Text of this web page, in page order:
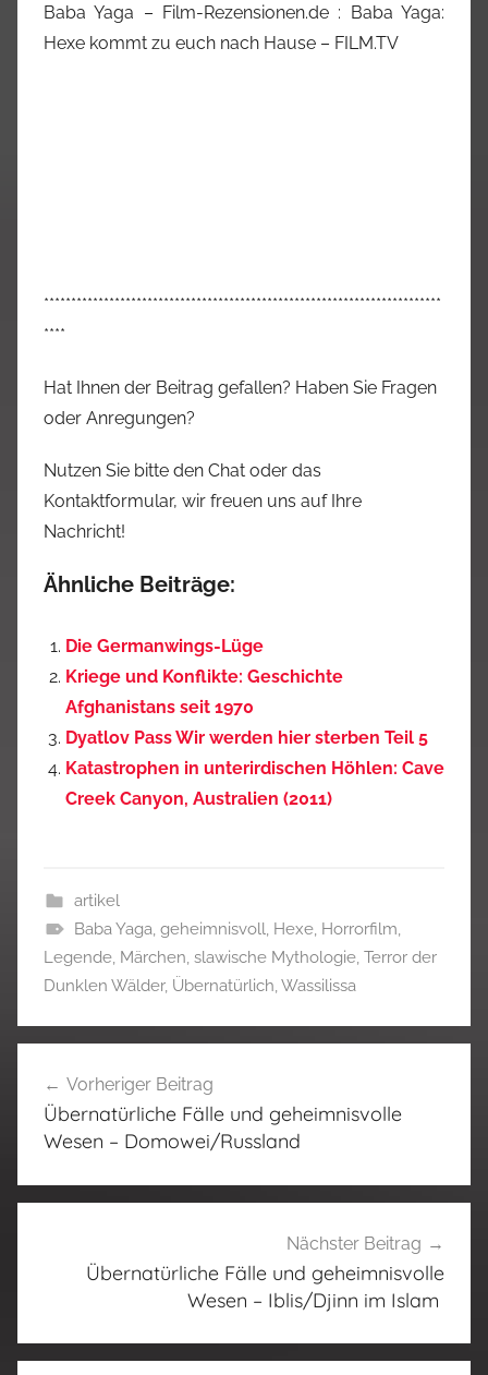
Baba Yaga – Film-Rezensionen.de : Baba Yaga:
Hexe kommt zu euch nach Hause – FILM.TV
*************************************************************************
****
Hat Ihnen der Beitrag gefallen? Haben Sie Fragen
oder Anregungen?
Nutzen Sie bitte den Chat oder das
Kontaktformular, wir freuen uns auf Ihre
Nachricht!
Ähnliche Beiträge:
Die Germanwings-Lüge
Kriege und Konflikte: Geschichte
Afghanistans seit 1970
Dyatlov Pass Wir werden hier sterben Teil 5
Katastrophen in unterirdischen Höhlen: Cave
Creek Canyon, Australien (2011)
artikel
Baba Yaga, geheimnisvoll, Hexe, Horrorfilm,
Legende, Märchen, slawische Mythologie, Terror der
Dunklen Wälder, Übernatürlich,Wassilissa
Vorheriger Beitrag
Übernatürliche Fälle und geheimnisvolle
Wesen – Domowei/Russland
Nächster Beitrag
Übernatürliche Fälle und geheimnisvolle
Wesen – Iblis/Djinn im Islam